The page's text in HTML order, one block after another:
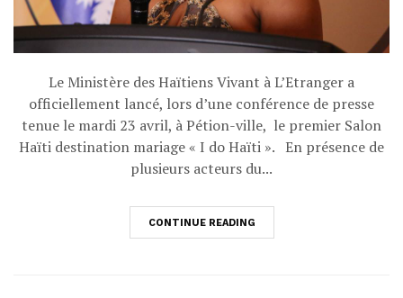
Le Ministère des Haïtiens Vivant à L’Etranger a
officiellement lancé, lors d’une conférence de presse
tenue le mardi 23 avril, à Pétion-ville, le premier Salon
Haïti destination mariage « I do Haïti ». En présence de
plusieurs acteurs du...
CONTINUE READING